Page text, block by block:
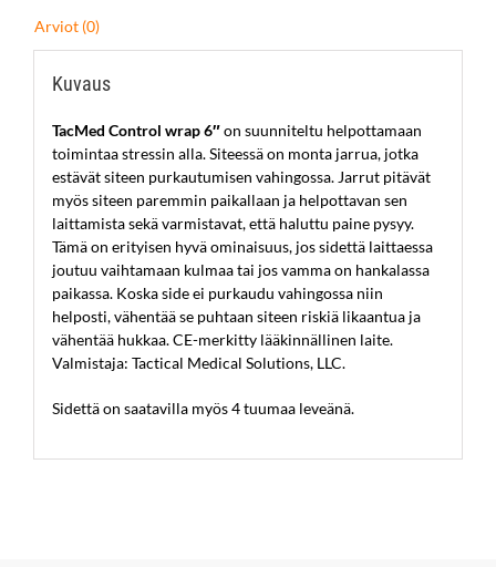
Arviot (0)
Kuvaus
TacMed Control wrap 6″on suunniteltu helpottamaan
toimintaa stressin alla. Siteessä on monta jarrua, jotka
estävät siteen purkautumisen vahingossa. Jarrut pitävät
myös siteen paremmin paikallaan ja helpottavan sen
laittamista sekä varmistavat, että haluttu paine pysyy.
Tämä on erityisen hyvä ominaisuus, jos sidettä laittaessa
joutuu vaihtamaan kulmaa tai jos vamma on hankalassa
paikassa. Koska side ei purkaudu vahingossa niin
helposti, vähentää se puhtaan siteen riskiä likaantua ja
vähentää hukkaa. CE-merkitty lääkinnällinen laite.
Valmistaja: Tactical Medical Solutions, LLC.
Sidettä on saatavilla myös 4 tuumaa leveänä.